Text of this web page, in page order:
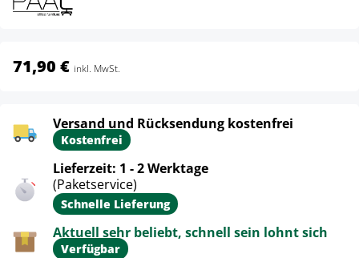
71,90 € inkl. MwSt.
Versand und Rücksendung kostenfrei
Kostenfrei
Lieferzeit: 1 - 2 Werktage
(Paketservice)
Schnelle Lieferung
Aktuell sehr beliebt, schnell sein lohnt sich
Verfügbar